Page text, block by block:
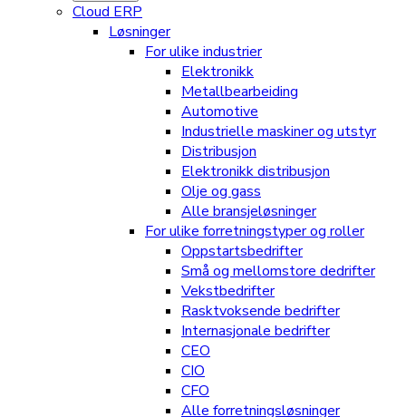
Cloud ERP
Løsninger
For ulike industrier
Elektronikk
Metallbearbeiding
Automotive
Industrielle maskiner og utstyr
Distribusjon
Elektronikk distribusjon
Olje og gass
Alle bransjeløsninger
For ulike forretningstyper og roller
Oppstartsbedrifter
Små og mellomstore dedrifter
Vekstbedrifter
Rasktvoksende bedrifter
Internasjonale bedrifter
CEO
CIO
CFO
Alle forretningsløsninger